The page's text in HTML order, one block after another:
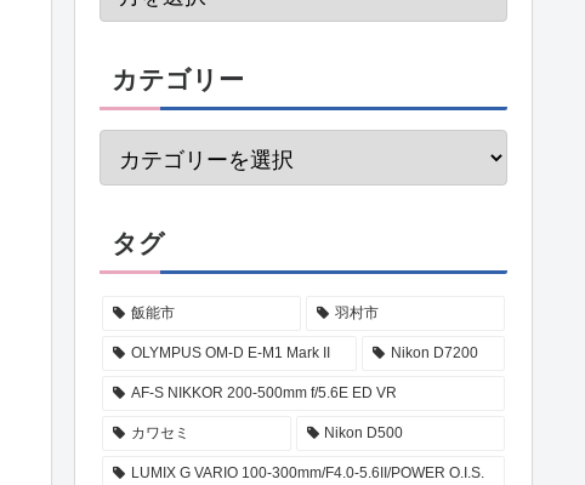
カテゴリー
タグ
飯能市 羽村市
OLYMPUS OM-D E-M1 Mark II Nikon D7200
AF-S NIKKOR 200-500mm f/5.6E ED VR
カワセミ Nikon D500
LUMIX G VARIO 100-300mm/F4.0-5.6II/POWER O.I.S.